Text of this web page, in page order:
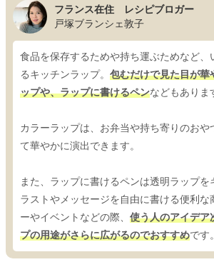
フランス在住 レシピブロガー
戸塚ブランシェ敦子
食品を保存するためや持ち運ぶためなど、
るキッチンラップ。 包むだけで見た目が華
ップや、ラップに書けるペンなどもありま
カラーラップは、お弁当や持ち寄りのおや
て華やかに演出できます。
また、ラップに書けるペンは透明ラップを
ラストやメッセージを自由に書ける便利な
ーやイベントなどの際、 使う人のアイデア
プの用途がさらに広がるのでおすすめです。